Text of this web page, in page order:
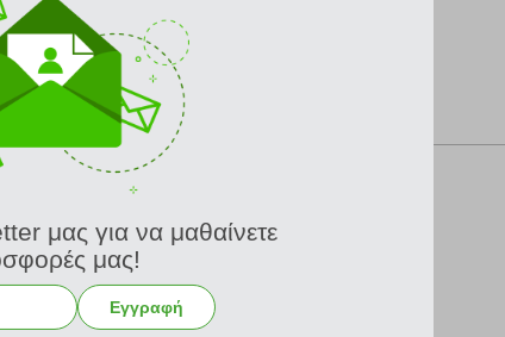
ΠΡΟΪΟΝΤΑ
5.00 €μας για να μαθαίνετε
μας!
Εγγραφή